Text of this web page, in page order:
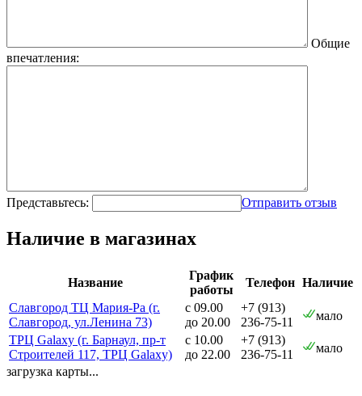
Общие
впечатления:
Представьтесь: Отправить отзыв
Наличие в магазинах
Название
График
работы
Телефон Наличие
Славгород ТЦ Мария-Ра (г.
Славгород, ул.Ленина 73)
с 09.00
до 20.00
+7 (913)
236-75-11
мало
ТРЦ Galaxy (г. Барнаул, пр-т
Строителей 117, ТРЦ Galaxy)
с 10.00
до 22.00
+7 (913)
236-75-11
мало
загрузка карты...